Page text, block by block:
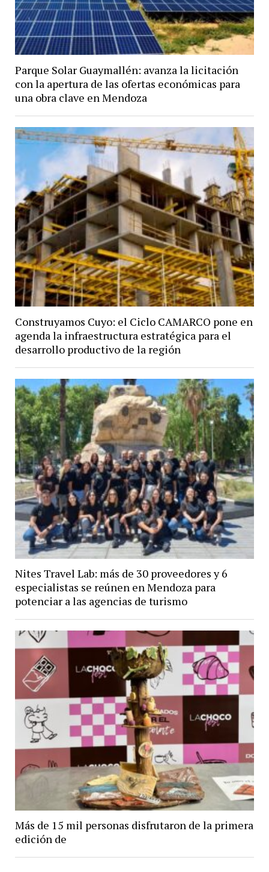
Parque Solar Guaymallén: avanza la licitación
con la apertura de las ofertas económicas para
una obra clave en Mendoza
Construyamos Cuyo: el Ciclo CAMARCO pone en
agenda la infraestructura estratégica para el
desarrollo productivo de la región
Nites Travel Lab: más de 30 proveedores y 6
especialistas se reúnen en Mendoza para
potenciar a las agencias de turismo
Más de 15 mil personas disfrutaron de la primera
edición de